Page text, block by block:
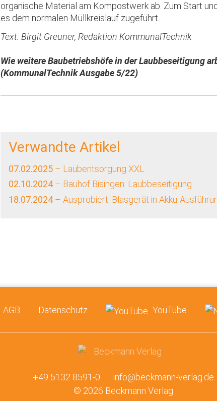
organische Material am Kompostwerk ab. Zum Start
es dem normalen Müllkreislauf zugeführt.
Text: Birgit Greuner, Redaktion KommunalTechnik
Wie weitere Baubetriebshöfe in der Laubbeseitigung
(KommunalTechnik Ausgabe 5/22)
Verwandte Artikel
07.02.2025 – Laubentsorgung XXL
02.10.2024 – Bauhof Bisingen: Laubbeseitigung
18.07.2024 – Ausprobiert: Blasgerät in Akku-
AGB Datenschutz YouTube
+49 5132 8591-0
info@beckmann-verlag.de
© 2026 Beckmann Verlag